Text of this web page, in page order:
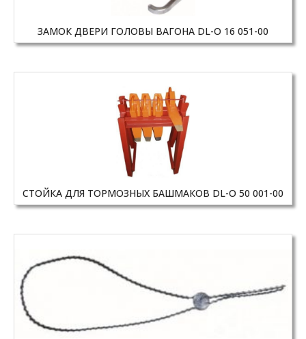
ЗАМОК ДВЕРИ ГОЛОВЫ ВАГОНА DL-O 16 051-00
CТОЙКА ДЛЯ ТОРМОЗНЫХ БАШМАКОВ DL-O 50 001-00